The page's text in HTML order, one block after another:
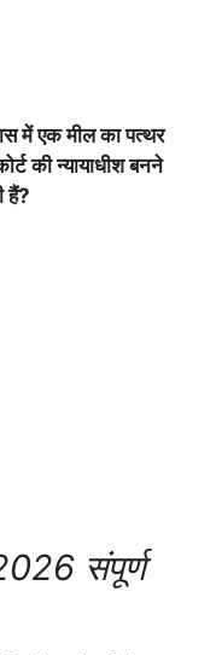
में एक मील का पत्थर
की न्यायाधीश बनने
हैं?
संपूर्ण